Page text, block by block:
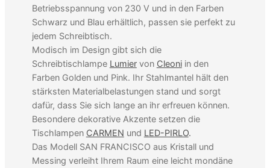
Betriebsspannung von 230 V und in den Farben
Schwarz und Blau erhältlich, passen sie perfekt zu
jedem Schreibtisch.
Modisch im Design gibt sich die
Schreibtischlampe Lumiervon Cleoniin den
Farben Golden und Pink. Ihr Stahlmantel hält den
stärksten Materialbelastungen stand und sorgt
dafür, dass Sie sich lange an ihr erfreuen können.
Besondere dekorative Akzente setzen die
Tischlampen CARMEN und LED-PIRLO.
Das Modell SAN FRANCISCO aus Kristall und
Messing verleiht Ihrem Raum eine leicht mondäne